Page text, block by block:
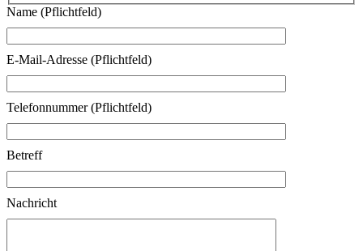
Name (Pflichtfeld)
E-Mail-Adresse (Pflichtfeld)
Telefonnummer (Pflichtfeld)
Betreff
Nachricht